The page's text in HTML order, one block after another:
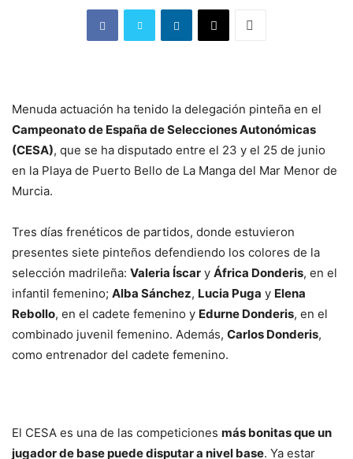
Menuda actuación ha tenido la delegación pinteña en el
Campeonato de España de Selecciones Autonómicas
(CESA), que se ha disputado entre el 23 y el 25 de junio
en la Playa de Puerto Bello de La Manga del Mar Menor de
Murcia.
Tres días frenéticos de partidos, donde estuvieron
presentes siete pinteños defendiendo los colores de la
selección madrileña: Valeria Íscar y África Donderis, en el
infantil femenino; Alba Sánchez, Lucia Puga y Elena
Rebollo, en el cadete femenino y Edurne Donderis, en el
combinado juvenil femenino. Además, Carlos Donderis,
como entrenador del cadete femenino.
El CESA es una de las competiciones más bonitas que un
jugador de base puede disputar a nivel base. Ya estar